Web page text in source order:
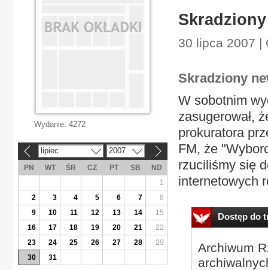
30 lipca 2007 |
Skradziony
W sobotnim
zasugerował,
prokuratora
FM, że
rzuciliśmy się
internetowych
Dostęp do
Archiwum
Wydanie: 4272
lipiec 2007
PN WT ŚR CZ PT SB
ND
1
2
3 4 5 6 7
8
9
10 11 12 13 14
15
16
17 18 19 20 21
22
23
24 25 26 27 28
29
30
31